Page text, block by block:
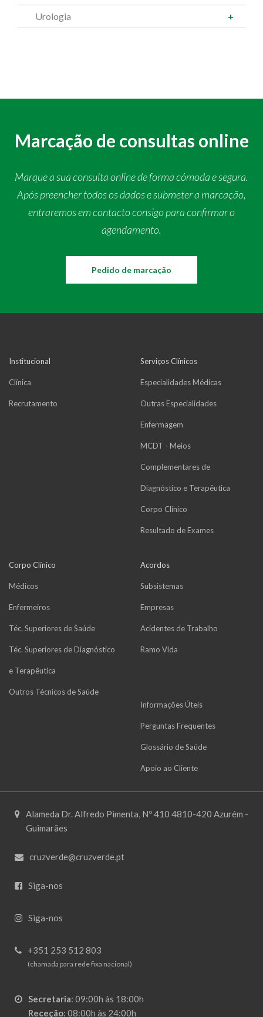
Urologia
Marcação de consultas online
Marque a sua consulta online de forma cómoda e segura.
Após preencher todos os dados e submeter a marcação,
entraremos em contacto consigo para confirmar o
agendamento.
Pedido de marcação
Institucional
Clínica
Recrutamento
Serviços Clínicos
Especialidades Médicas
Outras Especialidades
Enfermagem
MCDT - Meios
Complementares de
Diagnóstico e Terapêutica
Corpo Clínico
Resultado de Exames
Corpo Clínico
Médicos
Enfermeiros
Téc. Superiores de Saúde
Téc. Superiores de Diagnóstico
e Terapêutica
Outros Técnicos de Saúde
Acordos
Subsistemas
Empresas
Acidentes de Trabalho
Ramo Vida
Informações Úteis
Perguntas Frequentes
Glossário de Saúde
Apoio ao Cliente
Alameda Dr. Alfredo Pimenta, Nº 410 4810-420 Azurém -
Guimarães
cruzverde@cruzverde.pt
Siga-nos
Siga-nos
+351 253 512 803
(chamada para rede fixa nacional)
Secretaria: 09:00h às 18:00h
Receção: 08:00h às 24:00h